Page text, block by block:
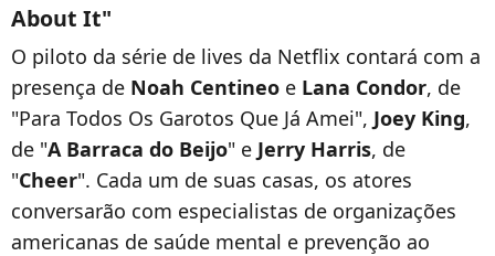
About It"
O piloto da série de lives da Netflix contará com a
presença de Noah Centineo e Lana Condor, de
"Para Todos Os Garotos Que Já Amei", Joey King,
de "A Barraca do Beijo" e Jerry Harris, de
"Cheer". Cada um de suas casas, os atores
conversarão com especialistas de organizações
americanas de saúde mental e prevenção ao